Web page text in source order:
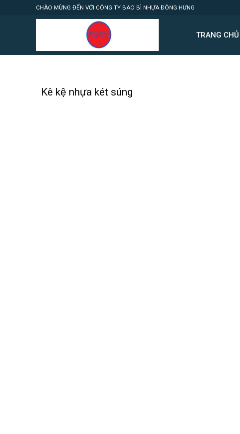
CHÀO MỪNG ĐẾN VỚI CÔNG TY BAO BÌ NHỰA ĐÔNG HƯNG
TRANG CHỦ
Kê kệ nhựa két súng